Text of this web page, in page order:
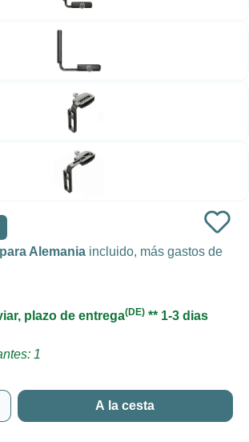
para Alemania incluido, más gastos de
plazo de entrega(DE) ** 1-3 dias
1
producto: introduce la
A la cesta